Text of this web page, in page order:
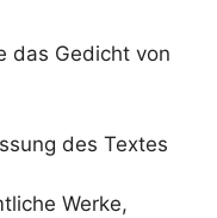
das Gedicht von
des Textes
Werke,